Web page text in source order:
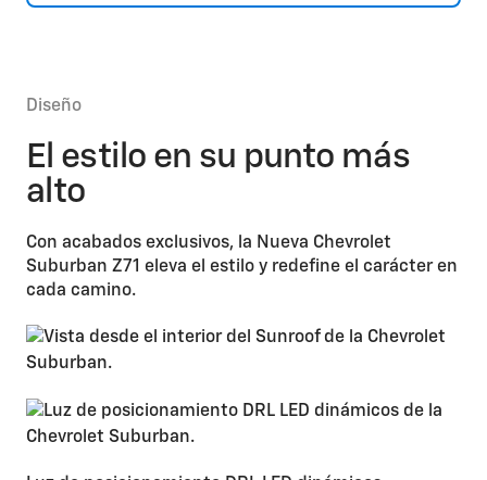
Diseño
El estilo en su punto más
alto
Con acabados exclusivos, la Nueva Chevrolet
Suburban Z71 eleva el estilo y redefine el carácter en
cada camino.